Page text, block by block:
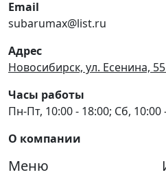
Email
subarumax@list.ru
Адрес
Новосибирск, ул. Есенина,
Часы работы
Пн-Пт, 10:00 - 18:00; Сб, 10:00
О компании
Меню